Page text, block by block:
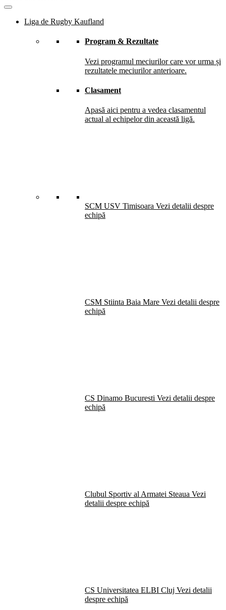
Liga de Rugby Kaufland
Program & Rezultate
Vezi programul meciurilor care vor urma și
rezultatele meciurilor anterioare.
Clasament
Apasă aici pentru a vedea clasamentul
actual al echipelor din această ligă.
SCM USV Timisoara Vezi detalii despre
echipă
CSM Stiinta Baia Mare Vezi detalii despre
echipă
CS Dinamo Bucuresti Vezi detalii despre
echipă
Clubul Sportiv al Armatei Steaua Vezi
detalii despre echipă
CS Universitatea ELBI Cluj Vezi detalii
despre echipă